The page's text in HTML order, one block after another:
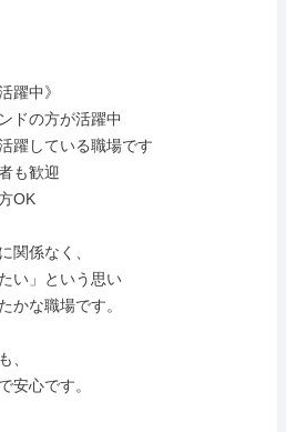
躍中》
ドの方が活躍中
躍している職場です
も歓迎
OK
関係なく、
い」という思い
かな職場です。
、
安心です。